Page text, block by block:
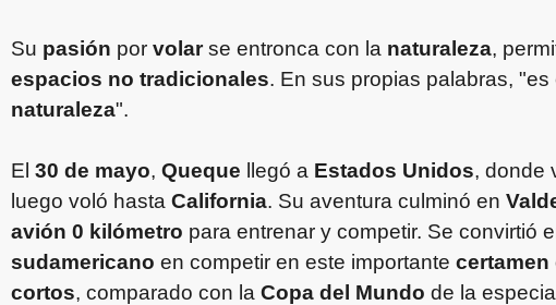
Su pasión por volarse entronca con la naturaleza,
espacios no tradicionales. En sus propias palabras, "es
naturaleza".
El 30 de mayo, Queque llegó a Estados Unidos, donde
luego voló hasta California. Su aventura culminó en
avión 0 kilómetro para entrenar y competir. Se convirtió
sudamericano en competir en este importante certamen
cortos, comparado con la Copa del Mundo de la